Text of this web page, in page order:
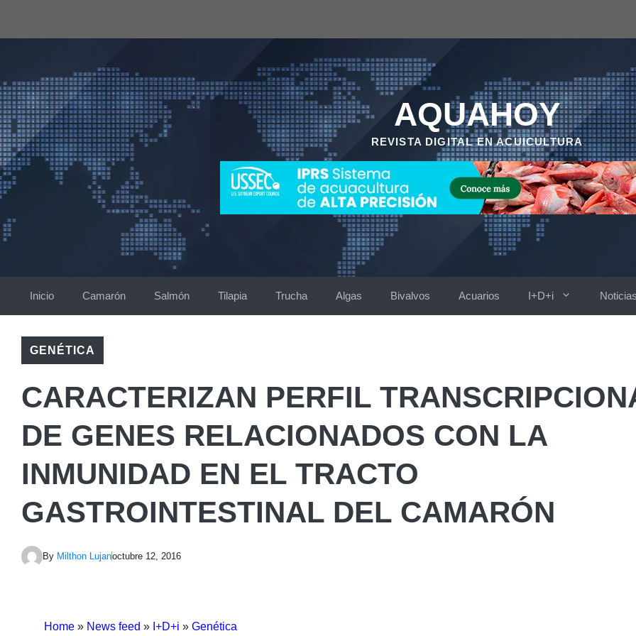
AQUAHOY
REVISTA DIGITAL EN ACUICULTURA
Inicio Camarón Salmón Tilapia Trucha Algas Bivalvos Acuarios I+D+i
GENÉTICA
CARACTERIZAN PERFIL
DE GENES RELACIONADOS CON LA
INMUNIDAD EN EL TRACTO
GASTROINTESTINAL DEL CAMARÓN
By Milthon Lujanoctubre 12, 2016
Home » News feed » I+D+i » Genética